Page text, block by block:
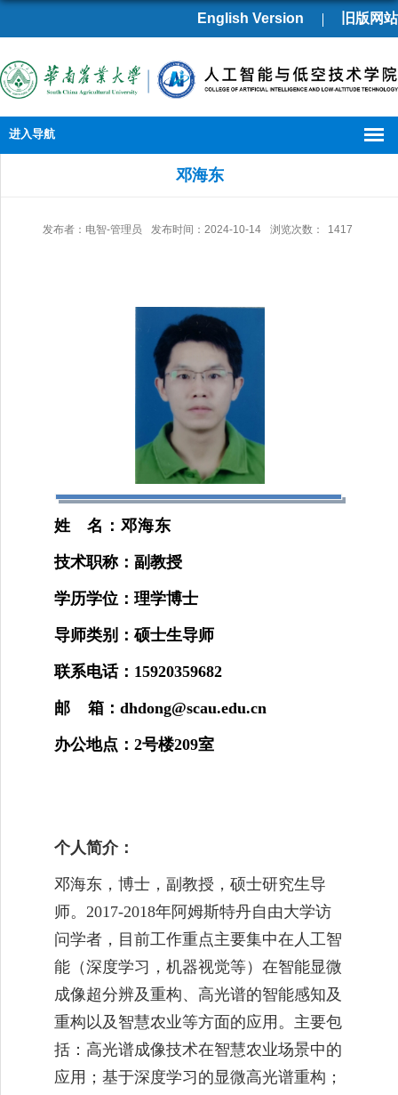
English Version 旧版网站
进入导航
邓海东
发布者：电智-管理员 发布时间：2024-10-14 浏览次数： 1417
姓 名：邓海东
技术职称：副教授
学历学位：理学博士
导师类别：硕士生导师
联系电话： 15920359682
邮 箱： dhdong@scau.edu.cn
办公地点： 2号楼209室
个人简介：
邓海东，博士，副教授，硕士研究生导
师。 2017-2018年阿姆斯特丹自由大学访
问学者，目前工作重点主要集中在人工智
能（深度学习，机器视觉等）在智能显微
成像超分辨及重构、高光谱的智能感知及
重构以及智慧农业等方面的应用。主要包
括：高光谱成像技术在智慧农业场景中的
应用；基于深度学习的显微高光谱重构；